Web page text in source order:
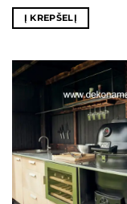
was:
€3.690,00.
Į KREPŠELĮ